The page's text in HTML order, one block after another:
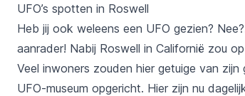
UFO’s spotten in Roswell
Heb jij ook weleens een UFO gezien?
aanrader! Nabij Roswell in Californië zou
Veel inwoners zouden hier getuige van
UFO-museum opgericht. Hier zijn nu